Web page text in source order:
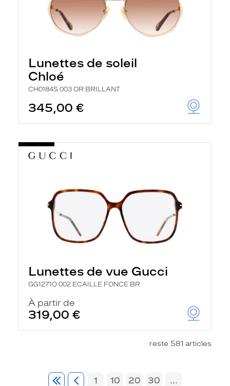
Lunettes de soleil
Chloé
CH0184S 003 OR BRILLANT
345,00 €
Lunettes de vue Gucci
GG1271O 002 ECAILLE FONCE BR
À partir de
319,00 €
reste 581 articles
1 10 20 30
...